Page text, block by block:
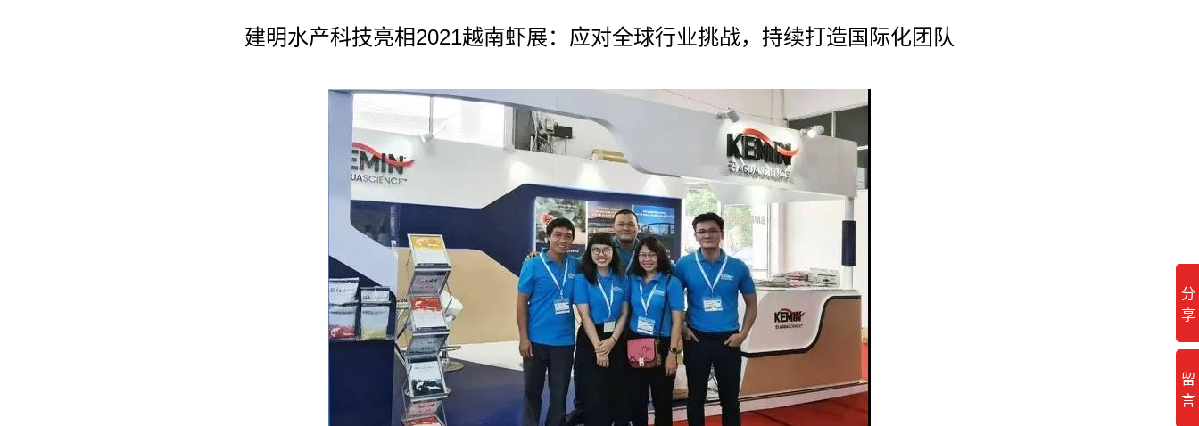
分
享
留
言
建明水产科技亮相2021越南虾展：应对全球行业挑战，持续打造国际化团队